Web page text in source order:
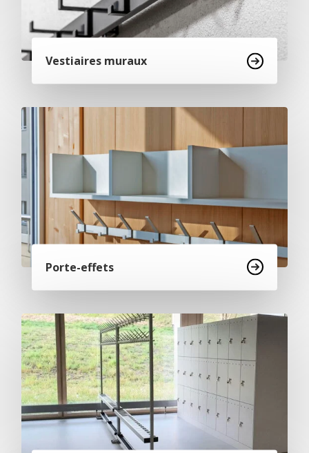
Vestiaires muraux
Porte-effets